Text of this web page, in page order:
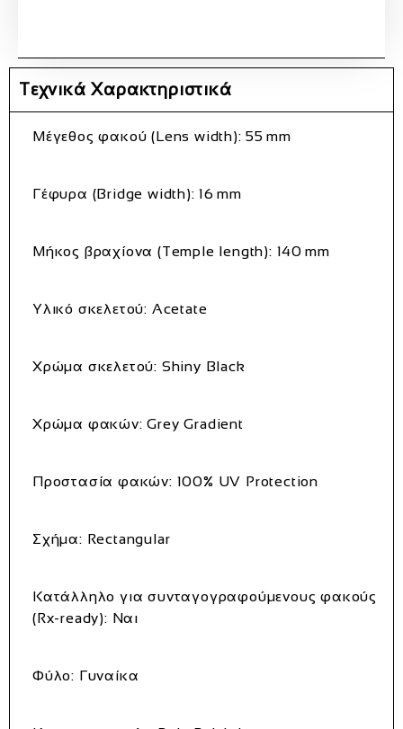
Τεχνικά Χαρακτηριστικά
Μέγεθος φακού (Lens width): 55 mm
Γέφυρα (Bridge width): 16 mm
Μήκος βραχίονα (Temple length): 140 mm
Υλικό σκελετού: Acetate
Χρώμα σκελετού: Shiny Black
Χρώμα φακών: Grey Gradient
Προστασία φακών: 100% UV Protection
Σχήμα: Rectangular
Κατάλληλο για συνταγογραφούμενους φακούς
(Rx-ready): Ναι
Φύλο: Γυναίκα